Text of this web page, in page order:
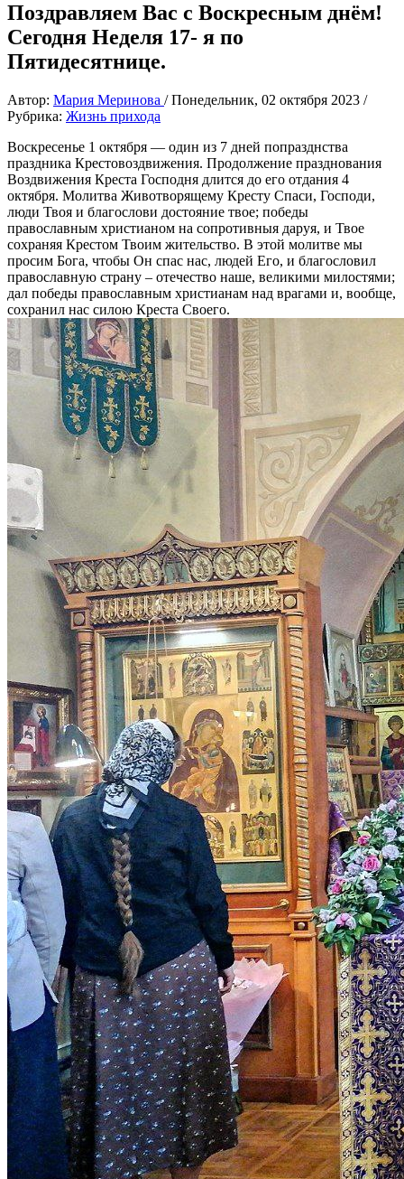
Поздравляем Вас с Воскресным днём!
Сегодня Неделя 17- я по
Пятидесятнице.
Автор: Мария Меринова /Понедельник, 02 октября 2023 /
Рубрика: Жизнь прихода
Воскресенье 1 октября — один из 7 дней попразднства
праздника Крестовоздвижения. Продолжение празднования
Воздвижения Креста Господня длится до его отдания 4
октября. Молитва Животворящему Кресту Спаси, Господи,
люди Твоя и благослови достояние твое; победы
православным христианом на сопротивныя даруя, и Твое
сохраняя Крестом Твоим жительство. В этой молитве мы
просим Бога, чтобы Он спас нас, людей Его, и благословил
православную страну – отечество наше, великими милостями;
дал победы православным христианам над врагами и, вообще,
сохранил нас силою Креста Своего.